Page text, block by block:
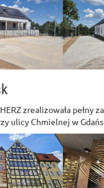
zrealizowała
ulicy Chmielnej w